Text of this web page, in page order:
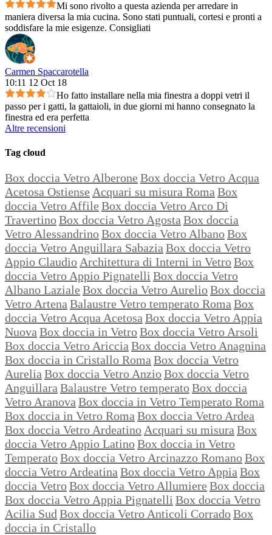
Mi sono rivolto a questa azienda per arredare in
maniera diversa la mia cucina. Sono stati puntuali, cortesi e pronti a
soddisfare la mie esigenze. Consigliati
Carmen Spaccarotella
10:11 12 Oct 18
Ho fatto installare nella mia finestra a doppi vetri il
passo per i gatti, la gattaioli, in due giorni mi hanno consegnato la
finestra ed era perfetta
Altre recensioni
Tag cloud
Box doccia Vetro Alberone Box doccia Vetro Acqua
Acetosa Ostiense Acquari su misura Roma Box
doccia Vetro Affile Box doccia Vetro Arco Di
TravertinoBox doccia Vetro Agosta Box doccia
Vetro AlessandrinoBox doccia Vetro AlbanoBox
doccia Vetro Anguillara Sabazia Box doccia Vetro
Appio Claudio Architettura di Interni in VetroBox
doccia Vetro Appio Pignatelli Box doccia Vetro
Albano Laziale Box doccia Vetro AurelioBox doccia
Vetro Artena Balaustre Vetro temperato Roma Box
doccia Vetro Acqua Acetosa Box doccia Vetro Appia
Nuova Box doccia in VetroBox doccia Vetro Arsoli
Box doccia Vetro Ariccia Box doccia Vetro Anagnina
Box doccia in Cristallo Roma Box doccia Vetro
Aurelia Box doccia Vetro AnzioBox doccia Vetro
Anguillara Balaustre Vetro temperatoBox doccia
Vetro Aranova Box doccia in Vetro Temperato Roma
Box doccia in Vetro Roma Box doccia Vetro Ardea
Box doccia Vetro Ardeatino Acquari su misura Box
doccia Vetro Appio LatinoBox doccia in Vetro
TemperatoBox doccia Vetro Arcinazzo RomanoBox
doccia Vetro Ardeatina Box doccia Vetro Appia Box
doccia VetroBox doccia Vetro Allumiere Box doccia
Box doccia Vetro Appia Pignatelli Box doccia Vetro
Acilia Sud Box doccia Vetro Anticoli CorradoBox
doccia in Cristallo